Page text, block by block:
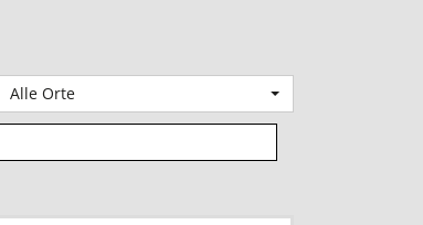
Alle Orte